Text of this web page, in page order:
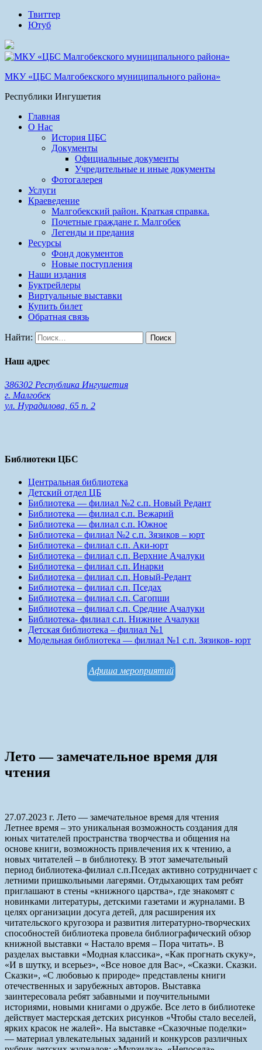
Твиттер
Ютуб
МКУ «ЦБС Малгобекского муниципального района»
Республики Ингушетия
Главная
О Нас
История ЦБС
Документы
Официальные документы
Учредительные и иные документы
Фотогалерея
Услуги
Краеведение
Малгобекский район. Краткая справка.
Почетные граждане г. Малгобек
Легенды и предания
Ресурсы
Фонд документов
Новые поступления
Наши издания
Буктрейлеры
Виртуальные выставки
Купить билет
Обратная связь
Найти:
Наш адрес
386302 Республика Ингушетия
г. Малгобек
ул. Нурадилова, 65 п. 2
Библиотеки ЦБС
Центральная библиотека
Детский отдел ЦБ
Библиотека — филиал №2 с.п. Новый Редант
Библиотека — филиал с.п. Вежарий
Библиотека — филиал с.п. Южное
Библиотека – филиал №2 с.п. Зязиков – юрт
Библиотека – филиал с.п. Аки-юрт
Библиотека – филиал с.п. Верхние Ачалуки
Библиотека – филиал с.п. Инарки
Библиотека – филиал с.п. Новый-Редант
Библиотека – филиал с.п. Пседах
Библиотека – филиал с.п. Сагопши
Библиотека – филиал с.п. Средние Ачалуки
Библиотека- филиал с.п. Нижние Ачалуки
Детская библиотека – филиал №1
Модельная библиотека — филиал №1 с.п. Зязиков- юрт
Афиша мероприятий
Лето — замечательное время для
чтения
27.07.2023 г. Лето — замечательное время для чтения
Летнее время – это уникальная возможность создания для
юных читателей пространства творчества и общения на
основе книги, возможность привлечения их к чтению, а
новых читателей – в библиотеку. В этот замечательный
период библиотека-филиал с.п.Пседах активно сотрудничает с
летними пришкольными лагерями. Отдыхающих там ребят
приглашают в стены «книжного царства», где знакомят с
новинками литературы, детскими газетами и журналами. В
целях организации досуга детей, для расширения их
читательского кругозора и развития литературно-творческих
способностей библиотека провела библиографический обзор
книжной выставки « Настало время – Пора читать». В
разделах выставки «Модная классика», «Как прогнать скуку»,
«И в шутку, и всерьез», «Все новое для Вас», «Сказки. Сказки.
Сказки», «С любовью к природе» представлены книги
отечественных и зарубежных авторов. Выставка
заинтересовала ребят забавными и поучительными
историями, новыми книгами о дружбе. Все лето в библиотеке
действует мастерская детских рисунков «Чтобы стало веселей,
ярких красок не жалей». На выставке «Сказочные поделки»
— материал увлекательных заданий и конкурсов различных